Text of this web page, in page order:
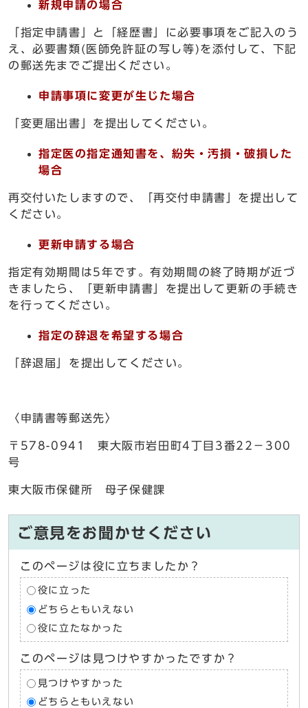
新規申請の場合
「指定申請書」と「経歴書」に必要事項をご記入のう
え、必要書類(医師免許証の写し等)を添付して、下記
の郵送先までご提出ください。
申請事項に変更が生じた場合
「変更届出書」を提出してください。
指定医の指定通知書を、紛失・汚損・破損した
場合
再交付いたしますので、「再交付申請書」を提出して
ください。
更新申請する場合
指定有効期間は5年です。有効期間の終了時期が近づ
きましたら、「更新申請書」を提出して更新の手続き
を行ってください。
指定の辞退を希望する場合
「辞退届」を提出してください。
〈申請書等郵送先〉
〒578-0941 東大阪市岩田町4丁目3番22－300
号
東大阪市保健所 母子保健課
ご意見をお聞かせください
このページは役に立ちましたか？
役に立った
どちらともいえない
役に立たなかった
このページは見つけやすかったですか？
見つけやすかった
どちらともいえない